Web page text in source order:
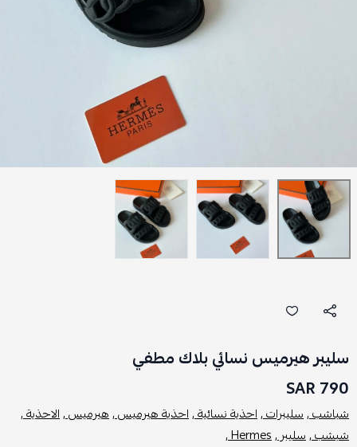
سليبر هيرميس نسائي بلاك مطفي
790 SAR
شباشب ,سليبرات ,احذية نسائية ,احذية هيرميس ,هيرميس ,الاحذية ,
شبشب ,سليبر ,Hermes ,